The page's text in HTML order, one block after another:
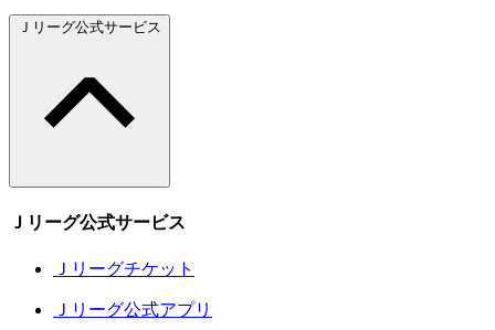
Ｊリーグ公式サービス
Ｊリーグ公式サービス
Ｊリーグチケット
Ｊリーグ公式アプリ